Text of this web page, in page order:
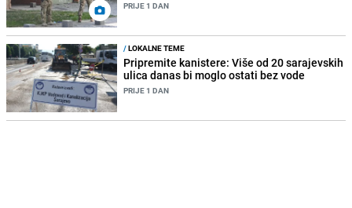
PRIJE 1 DAN
/LOKALNE TEME
Pripremite kanistere: Više od 20 sarajevskih
ulica danas bi moglo ostati bez vode
PRIJE 1 DAN